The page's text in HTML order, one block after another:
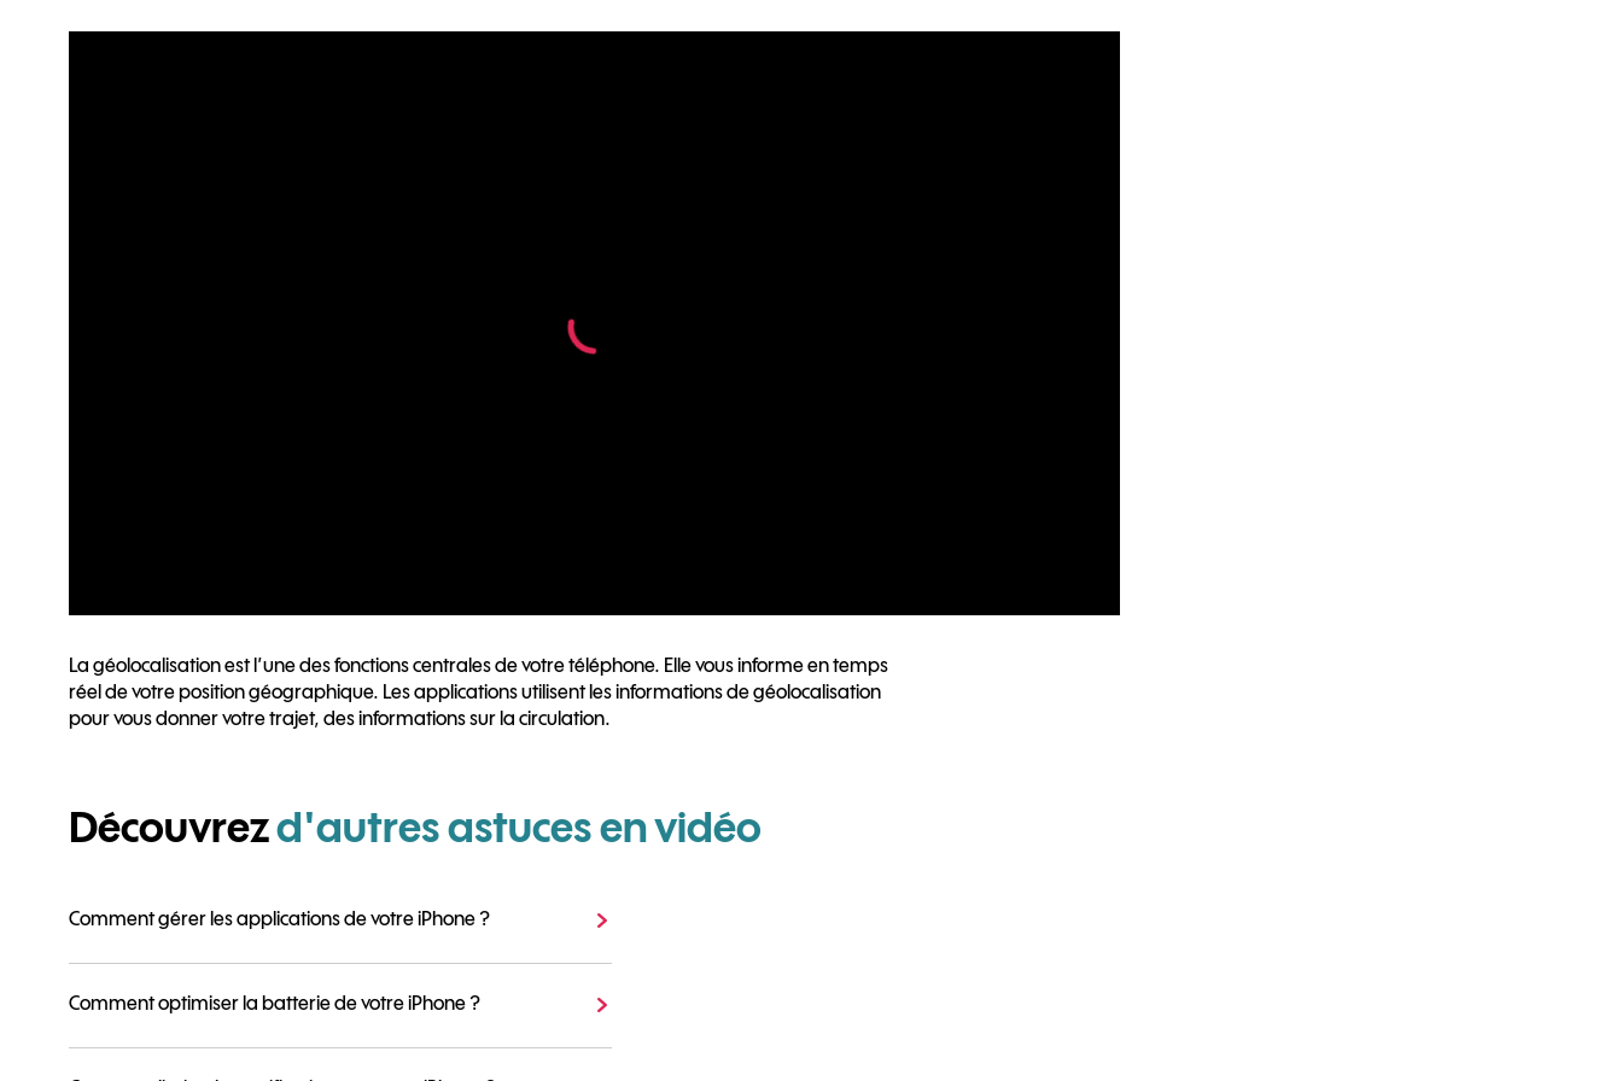
La géolocalisation est l’une des fonctions centrales de votre téléphone. Elle vous informe en temps
réel de votre position géographique. Les applications utilisent les informations de géolocalisation
pour vous donner votre trajet, des informations sur la circulation.
Découvrezd'autres astuces en vidéo
Comment gérer les applications de votre iPhone ?
Comment optimiser la batterie de votre iPhone ?